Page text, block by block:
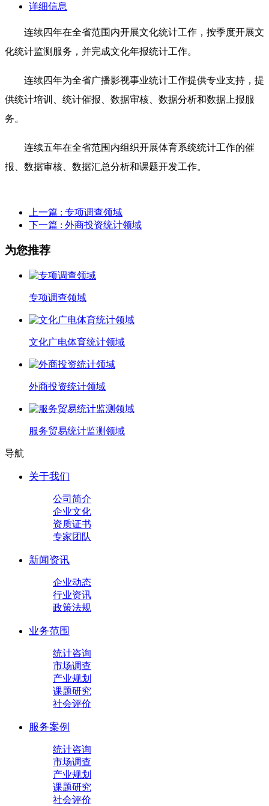
详细信息
连续四年在全省范围内开展文化统计工作，按季度开展文
化统计监测服务，并完成文化年报统计工作。
连续四年为全省广播影视事业统计工作提供专业支持，提
供统计培训、统计催报、数据审核、数据分析和数据上报服
务。
连续五年在全省范围内组织开展体育系统统计工作的催
报、数据审核、数据汇总分析和课题开发工作。
上一篇 : 专项调查领域
下一篇 : 外商投资统计领域
为您推荐
专项调查领域
文化广电体育统计领域
外商投资统计领域
服务贸易统计监测领域
导航
关于我们
公司简介
企业文化
资质证书
专家团队
新闻资讯
企业动态
行业资讯
政策法规
业务范围
统计咨询
市场调查
产业规划
课题研究
社会评价
服务案例
统计咨询
市场调查
产业规划
课题研究
社会评价